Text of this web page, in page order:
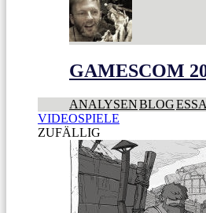
GAMESCOM
ANALYSENBLOG
VIDEOSPIELE
ZUFÄLLIG